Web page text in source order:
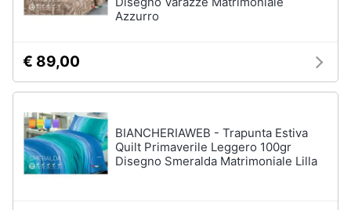
Azzurro
€ 89,00
BIANCHERIAWEB - Trapunta Estiva
Quilt Primaverile Leggero 100gr
Disegno Smeralda Matrimoniale Lilla